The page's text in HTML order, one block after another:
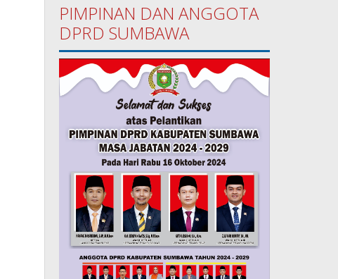
PIMPINAN DAN ANGGOTA
DPRD SUMBAWA